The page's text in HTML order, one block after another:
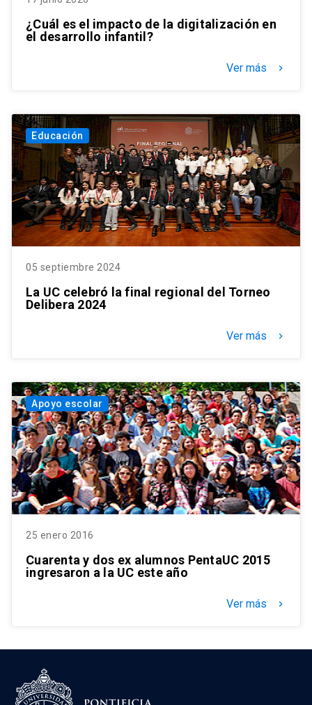
¿Cuál es el impacto de la digitalización en
el desarrollo infantil?
Ver más keyboard_arrow_right
Educación
05 septiembre 2024
La UC celebró la final regional del Torneo
Delibera 2024
Ver más keyboard_arrow_right
Apoyo escolar
25 enero 2016
Cuarenta y dos ex alumnos PentaUC 2015
ingresaron a la UC este año
Ver más keyboard_arrow_right